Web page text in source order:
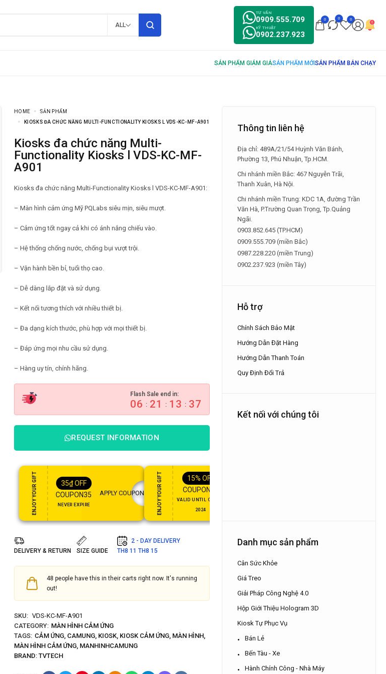
ALL
0909.555.709
TƯ VẤN
0902.237.923
KỸ THUẬT
0 0 0
HOME
SẢN PHẨM
KIOSKS ĐA CHỨC NĂNG MULTI-FUNCTIONALITY KIOSKS L VDS-KC-MF-A901
Kiosks đa chức năng Multi-
Functionality Kiosks l VDS-KC-MF-
A901
Kiosks đa chức năng Multi-Functionality Kiosks l VDS-KC-MF-A901:
– Màn hình cảm ứng Mỹ PQLabs siêu mịn, siêu mượt.
– Cảm ứng tốt ngay cả khi có ánh nắng chiếu vào.
– Hệ thống chống nước, chống bụi vượt trội.
– Vận hành bền bỉ, tuổi thọ cao.
– Dễ dàng lắp đặt và sử dụng.
– Kết nối tương thích với nhiều thiết bị.
– Đa dạng kích thước, phù hợp với mọi thiết bị.
– Đáp ứng mọi nhu cầu sử dụng.
– Hàng uy tín, chính hãng.
Flash Sale end in:
06 : 21 : 13 : 36
REQUEST INFORMATION
ENJOY YOUR GIFT 35₫ OFF
COUPON35
NEVER EXPIRE
APPLY COUPON ENJOY YOUR GIFT 15% OFF
COUPON15
VALID UNTIL OCT 31,
2024
DELIVERY & RETURN SIZE GUIDE
2 - DAY DELIVERY
TH8 11 TH8 15
48 people have this in their carts right now. It's running
out!
SKU: VDS-KC-MF-A901
CATEGORY: MÀN HÌNH CẢM ỨNG
TAGS: CẢM ỨNG, CAMUNG, KIOSK, KIOSK CẢM ỨNG, MÀN HÌNH,
MÀN HÌNH CẢM ỨNG, MANHINHCAMUNG
BRAND: TVTECH
Thông tin liên hệ
Địa chỉ: 489A/21/54 Huỳnh Văn Bánh,
Phường 13, Phú Nhuận, Tp.HCM.
Chi nhánh miền Bắc: 467 Nguyễn Trãi,
Thanh Xuân, Hà Nội.
Chi nhánh miền Trung: KDC 1A, đường Trần
Văn Hà, P.Trường Quan Trọng, Tp.Quảng
Ngãi.
0903.852.645 (TP.HCM)
0909.555.709 (miền Bắc)
0987.228.220 (miền Trung)
0902.237.923 (miền Tây)
Hỗ trợ
Chính Sách Bảo Mật
Hướng Dẫn Đặt Hàng
Hướng Dẫn Thanh Toán
Quy Định Đổi Trả
Kết nối với chúng tôi
Danh mục sản phẩm
Cân Sức Khỏe
Giá Treo
Giải Pháp Công Nghệ 4.0
Hộp Giới Thiệu Hologram 3D
Kiosk Tự Phục Vụ
Bán Lẻ
Bến Tàu - Xe
Hành Chính Công - Nhà Máy